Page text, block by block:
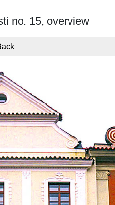
no. 15, overview